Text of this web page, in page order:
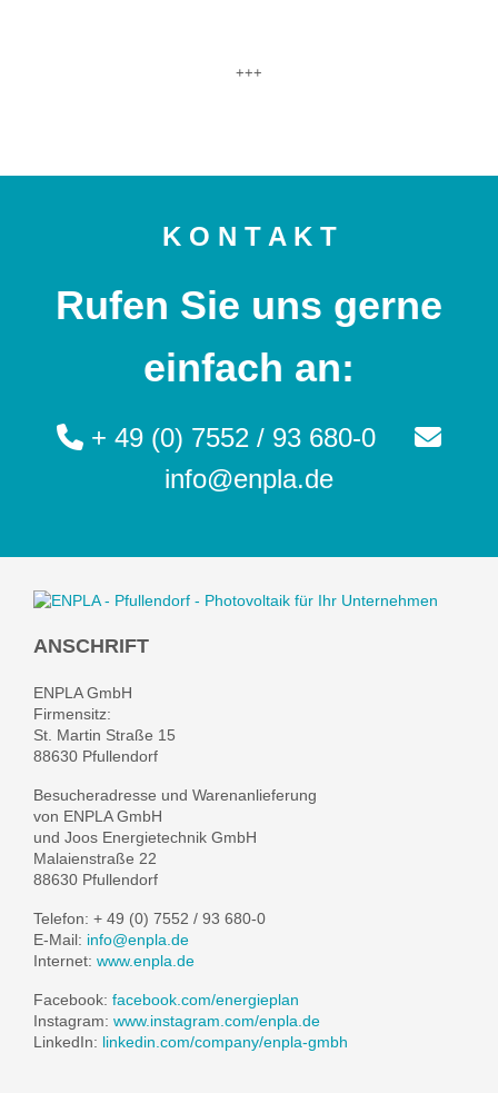
+++
K O N T A K T
Rufen Sie uns gerne
einfach an:
+ 49 (0) 7552 / 93 680-0
info@enpla.de
ANSCHRIFT
ENPLA GmbH
Firmensitz:
St. Martin Straße 15
88630 Pfullendorf
Besucheradresse und Warenanlieferung
von ENPLA GmbH
und Joos Energietechnik GmbH
Malaienstraße 22
88630 Pfullendorf
Telefon: + 49 (0) 7552 / 93 680-0
E-Mail: info@enpla.de
Internet: www.enpla.de
Facebook: facebook.com/energieplan
Instagram: www.instagram.com/enpla.de
LinkedIn: linkedin.com/company/enpla-gmbh